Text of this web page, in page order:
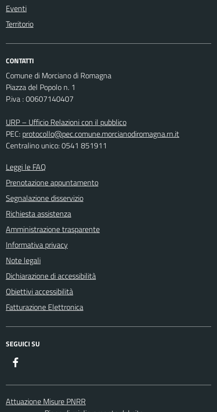
Eventi
Territorio
CONTATTI
Comune di Morciano di Romagna
Piazza del Popolo n. 1
P.iva : 00607140407
URP – Ufficio Relazioni con il pubblico
PEC: protocollo@pec.comune.morcianodiromagna.rn.it
Centralino unico: 0541 851911
Leggi le FAQ
Prenotazione appuntamento
Segnalazione disservizio
Richiesta assistenza
Amministrazione trasparente
Informativa privacy
Note legali
Dichiarazione di accessibilità
Obiettivi accessibilità
Fatturazione Elettronica
SEGUICI SU
Attuazione Misure PNRR